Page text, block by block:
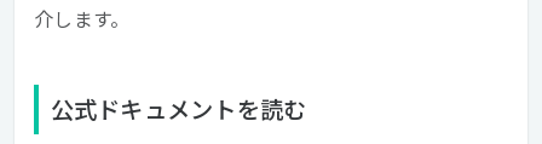
介します。
公式ドキュメントを読む